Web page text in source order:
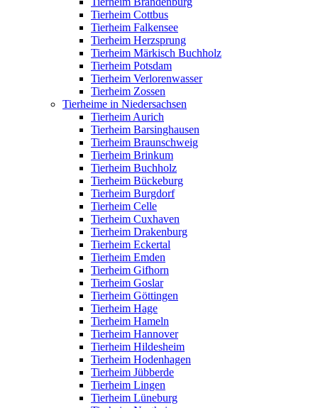
Tierheim Cottbus
Tierheim Falkensee
Tierheim Herzsprung
Tierheim Märkisch Buchholz
Tierheim Potsdam
Tierheim Verlorenwasser
Tierheim Zossen
Tierheime in Niedersachsen
Tierheim Aurich
Tierheim Barsinghausen
Tierheim Braunschweig
Tierheim Brinkum
Tierheim Buchholz
Tierheim Bückeburg
Tierheim Burgdorf
Tierheim Celle
Tierheim Cuxhaven
Tierheim Drakenburg
Tierheim Eckertal
Tierheim Emden
Tierheim Gifhorn
Tierheim Goslar
Tierheim Göttingen
Tierheim Hage
Tierheim Hameln
Tierheim Hannover
Tierheim Hildesheim
Tierheim Hodenhagen
Tierheim Jübberde
Tierheim Lingen
Tierheim Lüneburg